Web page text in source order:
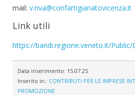
mail: v.riva@confartigianatovicenza.it
Link utili
https://bandi.regione.veneto.it/
Data inserimento: 15.07.25
Inserito in:: CONTRIBUTI PER LE IMPRESE
PROMOZIONE